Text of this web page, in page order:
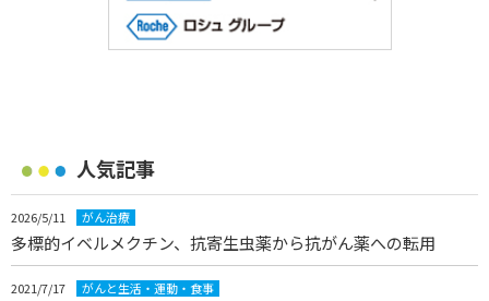
人気記事
2026/5/11 がん治療
多標的イベルメクチン、抗寄生虫薬から抗がん薬への転用
2021/7/17 がんと生活・運動・食事